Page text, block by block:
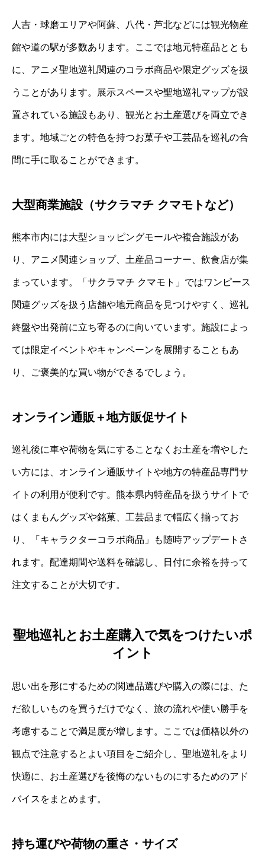
人吉・球磨エリアや阿蘇、八代・芦北などには観光物産
館や道の駅が多数あります。ここでは地元特産品ととも
に、アニメ聖地巡礼関連のコラボ商品や限定グッズを扱
うことがあります。展示スペースや聖地巡礼マップが設
置されている施設もあり、観光とお土産選びを両立でき
ます。地域ごとの特色を持つお菓子や工芸品を巡礼の合
間に手に取ることができます。
大型商業施設（サクラマチ クマモトなど）
熊本市内には大型ショッピングモールや複合施設があ
り、アニメ関連ショップ、土産品コーナー、飲食店が集
まっています。「サクラマチ クマモト」ではワンピース
関連グッズを扱う店舗や地元商品を見つけやすく、巡礼
終盤や出発前に立ち寄るのに向いています。施設によっ
ては限定イベントやキャンペーンを展開することもあ
り、ご褒美的な買い物ができるでしょう。
オンライン通販＋地方販促サイト
巡礼後に車や荷物を気にすることなくお土産を増やした
い方には、オンライン通販サイトや地方の特産品専門サ
イトの利用が便利です。熊本県内特産品を扱うサイトで
はくまもんグッズや銘菓、工芸品まで幅広く揃ってお
り、「キャラクターコラボ商品」も随時アップデートさ
れます。配達期間や送料を確認し、日付に余裕を持って
注文することが大切です。
聖地巡礼とお土産購入で気をつけたいポ
イント
思い出を形にするための関連品選びや購入の際には、た
だ欲しいものを買うだけでなく、旅の流れや使い勝手を
考慮することで満足度が増します。ここでは価格以外の
観点で注意するとよい項目をご紹介し、聖地巡礼をより
快適に、お土産選びを後悔のないものにするためのアド
バイスをまとめます。
持ち運びや荷物の重さ・サイズ